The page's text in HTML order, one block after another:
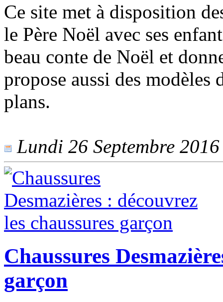
Ce site met à disposition
le Père Noël avec ses
beau conte de Noël et
propose aussi des modèles
plans.
Lundi 26 Septembre
Chaussures
garçon